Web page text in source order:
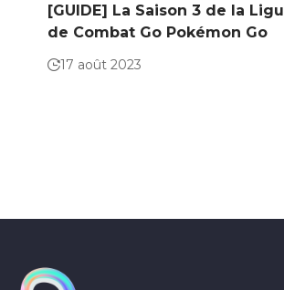
[GUIDE] La Saison 3 de la
de Combat Go Pokémon Go
17 août 2023